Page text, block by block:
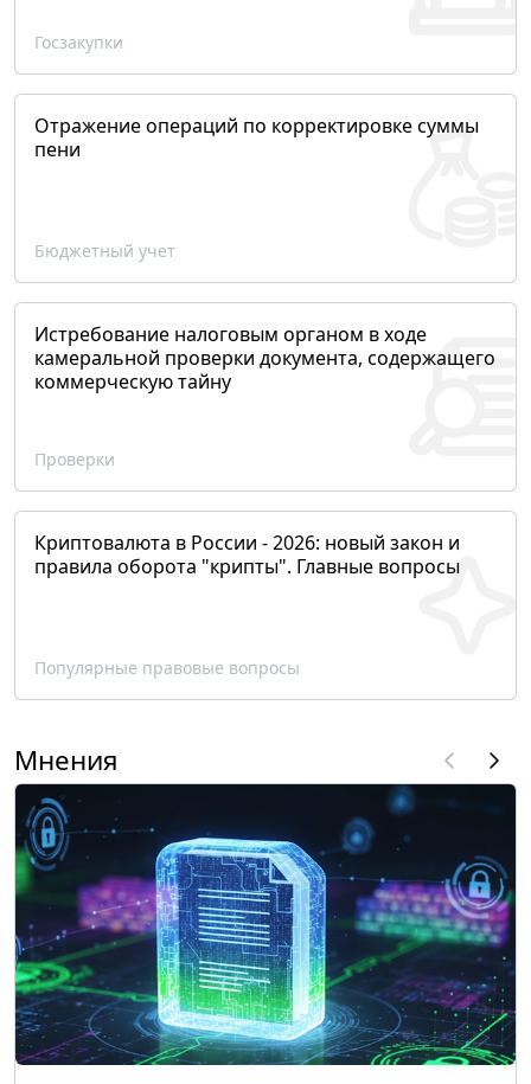
Госзакупки
Отражение операций по корректировке суммы
пени
Бюджетный учет
Истребование налоговым органом в ходе
камеральной проверки документа, содержащего
коммерческую тайну
Проверки
Криптовалюта в России - 2026: новый закон и
правила оборота "крипты". Главные вопросы
Популярные правовые вопросы
Мнения